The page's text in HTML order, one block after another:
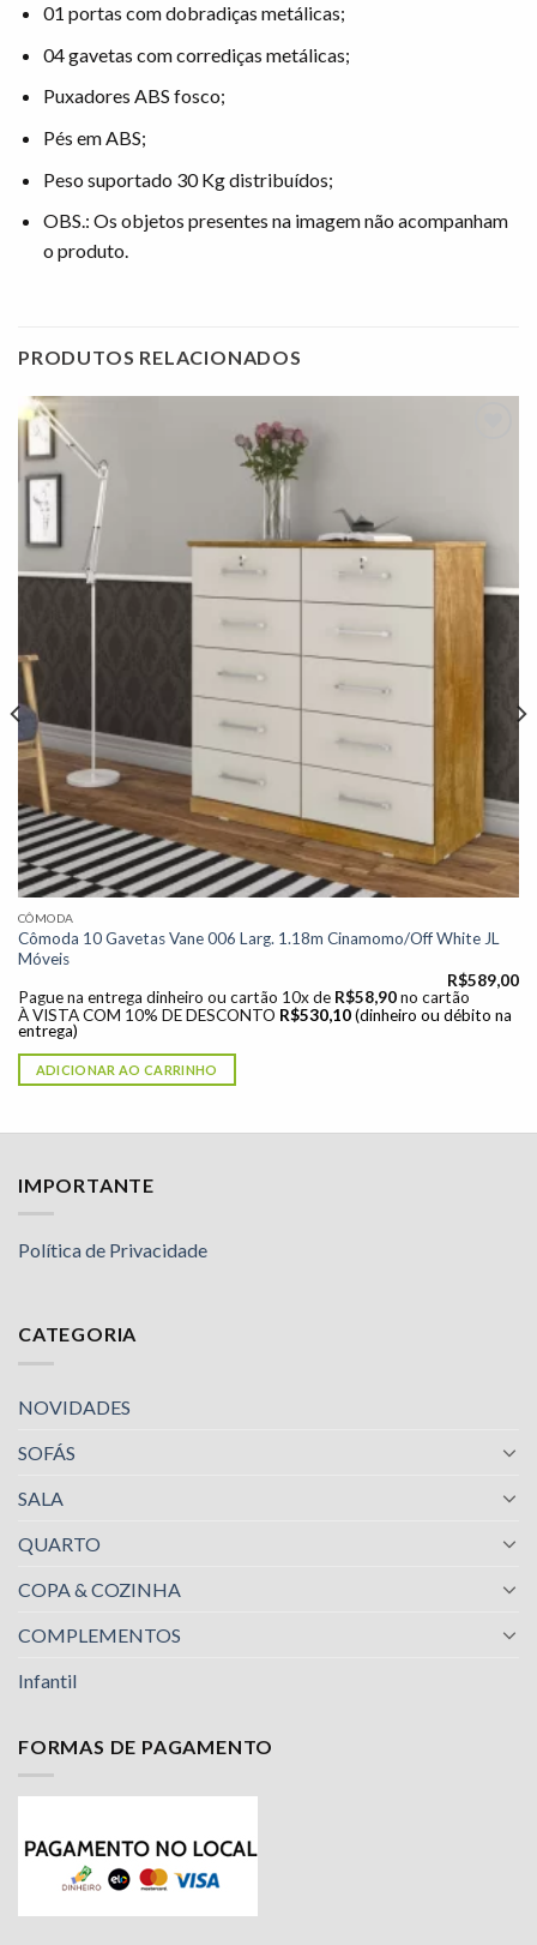
01 portas com dobradiças metálicas;
04 gavetas com corrediças metálicas;
Puxadores ABS fosco;
Pés em ABS;
Peso suportado 30 Kg distribuídos;
OBS.: Os objetos presentes na imagem não acompanham
o produto.
PRODUTOS RELACIONADOS
CÔMODA
Cômoda 10 Gavetas Vane 006 Larg. 1.18m Cinamomo/Off White JL
Móveis
R$589,00
Pague na entrega dinheiro ou cartão 10x de R$58,90 no cartão
À VISTA COM 10% DE DESCONTO R$530,10 (dinheiro ou débito na
entrega)
ADICIONAR AO CARRINHO
IMPORTANTE
Política de Privacidade
CATEGORIA
NOVIDADES
SOFÁS
SALA
QUARTO
COPA & COZINHA
COMPLEMENTOS
Infantil
FORMAS DE PAGAMENTO
Nossa equipe de suporte ao cliente está aqui
nos qualquer coisa!